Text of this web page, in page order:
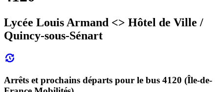
Lycée Louis Armand <> Hôtel de Ville /
Quincy-sous-Sénart
Arrêts et prochains départs pour le bus 4120 (Île-de-